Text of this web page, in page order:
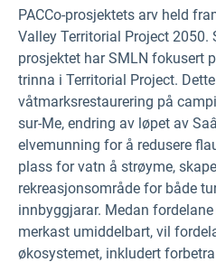
PACCo-prosjektets arv held
Valley Territorial Project 2050.
prosjektet har SMLN fokusert
trinna i Territorial Project.
våtmarksrestaurering på
sur-Me, endring av løpet av
elvemunning for å redusere
plass for vatn å strøyme,
rekreasjonsområde for både
innbyggjarar. Medan
merkast umiddelbart, vil
økosystemet, inkludert